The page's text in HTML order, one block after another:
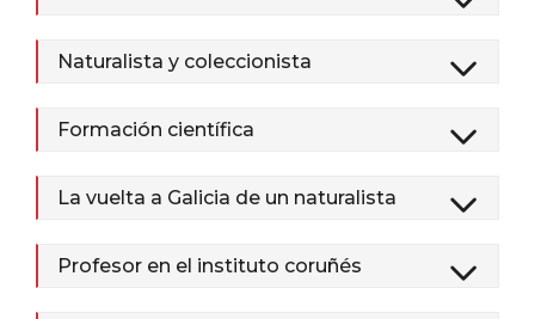
Naturalista y coleccionista
Formación científica
La vuelta a Galicia de un naturalista
Profesor en el instituto coruñés